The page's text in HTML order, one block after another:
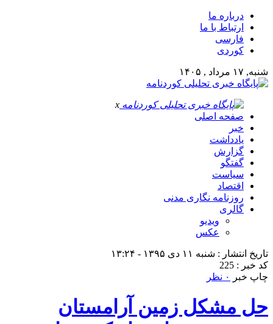
درباره ما
ارتباط با ما
فارسی
کوردی
شنبه, ۱۷ مرداد , ۱۴۰۵
x
صفحه اصلی
خبر
یادداشت
گزارش
گفتگو
سیاست
اقتصاد
روزنامه نگاری مدنی
گالری
ویدیو
عکس
تاریخ انتشار : شنبه ۱۱ دی ۱۳۹۵ - ۱۳:۲۴
کد خبر : 225
چاپ خبر
۰ نظر
حل مشکل زمین آرامستان